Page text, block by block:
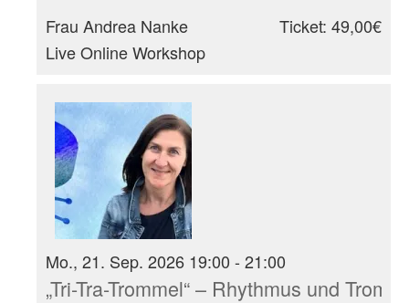
Frau Andrea Nanke
Live Online Workshop
Ticket: 49,00€
Mo., 21. Sep. 2026 19:00 - 21:00
„Tri-Tra-Trommel“ – Rhythmus und